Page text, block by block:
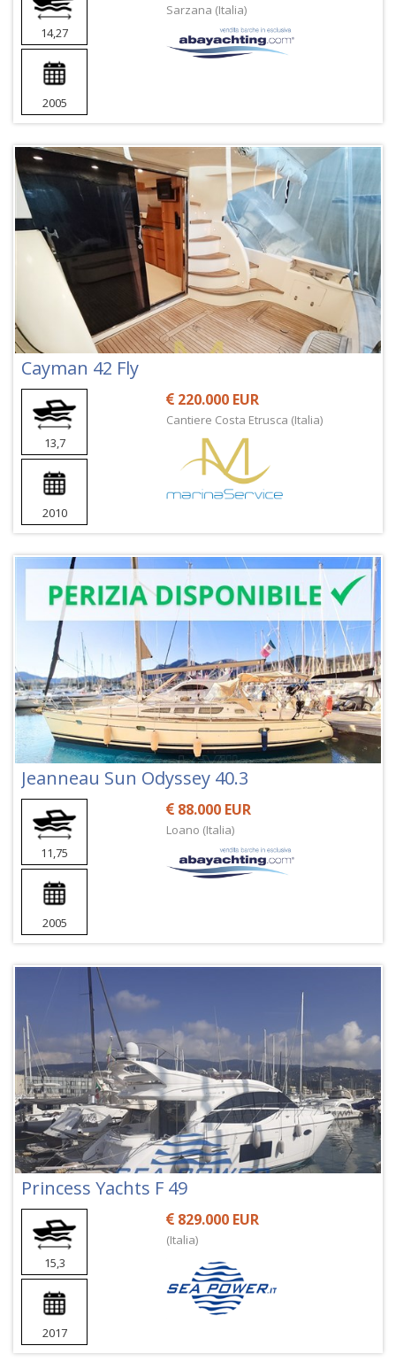
14,27
2005
Sarzana (Italia)
Cayman 42 Fly
13,7
2010
220.000 EUR
Cantiere Costa Etrusca (Italia)
Jeanneau Sun Odyssey 40.3
11,75
2005
88.000 EUR
Loano (Italia)
Princess Yachts F 49
15,3
2017
829.000 EUR
(Italia)